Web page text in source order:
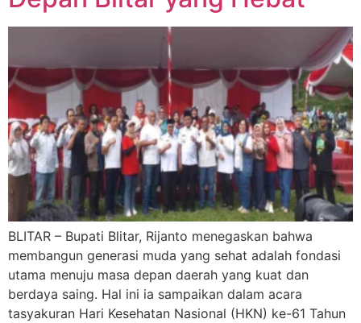
BLITAR – Bupati Blitar, Rijanto menegaskan bahwa
membangun generasi muda yang sehat adalah fondasi
utama menuju masa depan daerah yang kuat dan
berdaya saing. Hal ini ia sampaikan dalam acara
tasyakuran Hari Kesehatan Nasional (HKN) ke-61 Tahun